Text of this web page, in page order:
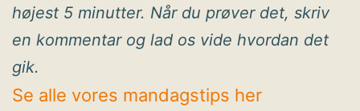
højest 5 minutter. Når du prøver det, skriv
en kommentar og lad os vide hvordan det
gik.
Se alle vores mandagstips her